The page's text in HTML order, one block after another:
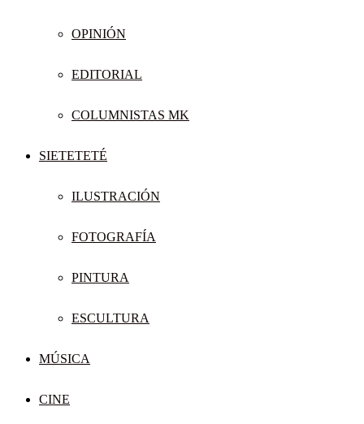
OPINIÓN
EDITORIAL
COLUMNISTAS MK
SIETETETÉ
ILUSTRACIÓN
FOTOGRAFÍA
PINTURA
ESCULTURA
MÚSICA
CINE